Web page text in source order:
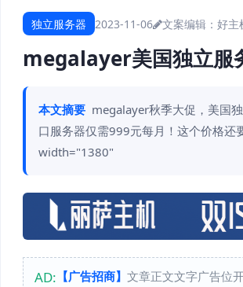
独立服务器 2023-11-06 文案编辑：好主
megalayer美国独立服
本文摘要 megalayer秋季大促，美国
口服务器仅需999元每月！这个价格
width="1380"
AD: 【广告招商】 文章正文文字广告位